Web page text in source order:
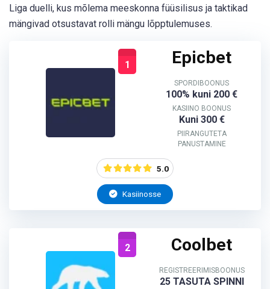
Liga duelli, kus mõlema meeskonna füüsilisus ja taktikad
mängivad otsustavat rolli mängu lõpptulemuses.
1 Epicbet
SPORDIBOONUS
100% kuni 200 €
KASIINO BOONUS
Kuni 300 €
PIIRANGUTETA
PANUSTAMINE
5.0
Kasiinosse
2 Coolbet
REGISTREERIMISBOONUS
25 TASUTA SPINNI